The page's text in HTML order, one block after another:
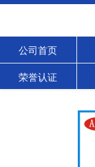
公司首页
荣誉认证